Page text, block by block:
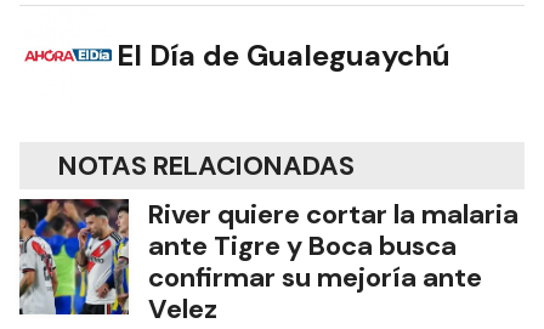
El Día de Gualeguaychú
NOTAS RELACIONADAS
River quiere cortar la malaria
ante Tigre y Boca busca
confirmar su mejoría ante
Velez